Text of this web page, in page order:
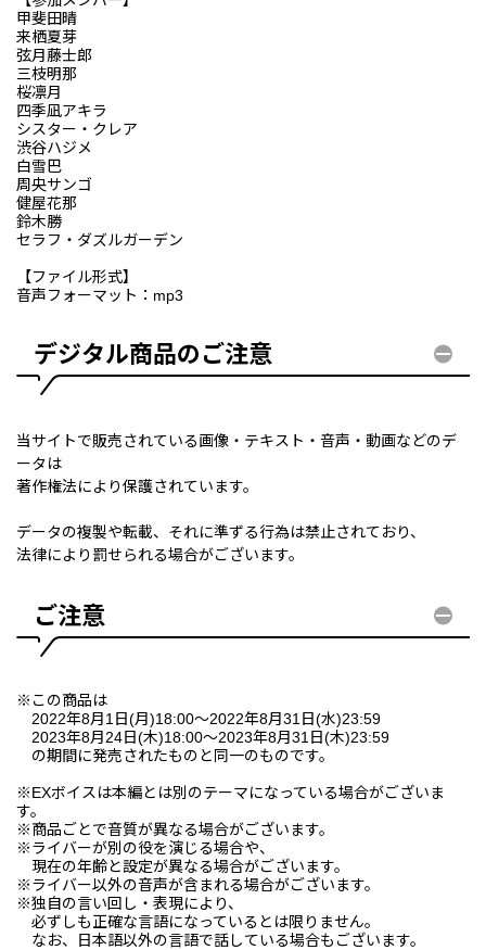
甲斐田晴
来栖夏芽
弦月藤士郎
三枝明那
桜凛月
四季凪アキラ
シスター・クレア
渋谷ハジメ
白雪巴
周央サンゴ
健屋花那
鈴木勝
セラフ・ダズルガーデン
【ファイル形式】
音声フォーマット：mp3
デジタル商品のご注意
当サイトで販売されている画像・テキスト・音声・動画などのデ
ータは
著作権法により保護されています。
データの複製や転載、それに準ずる行為は禁止されており、
法律により罰せられる場合がございます。
ご注意
※この商品は
2022年8月1日(月)18:00〜2022年8月31日(水)23:59
2023年8月24日(木)18:00〜2023年8月31日(木)23:59
の期間に発売されたものと同一のものです。
※EXボイスは本編とは別のテーマになっている場合がございま
す。
※商品ごとで音質が異なる場合がございます。
※ライバーが別の役を演じる場合や、
現在の年齢と設定が異なる場合がございます。
※ライバー以外の音声が含まれる場合がございます。
※独自の言い回し・表現により、
必ずしも正確な言語になっているとは限りません。
なお、日本語以外の言語で話している場合もございます。